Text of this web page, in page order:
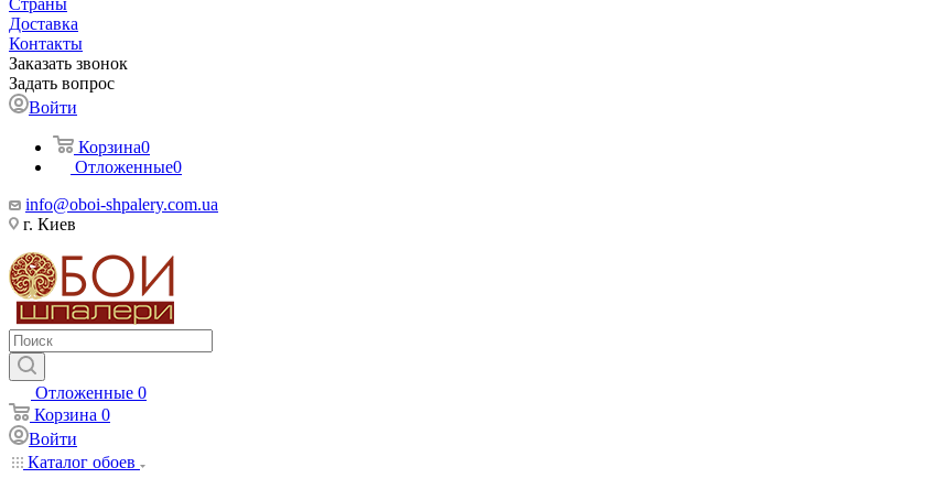
Страны
Доставка
Контакты
Заказать звонок
Задать вопрос
Войти
Корзина0
Отложенные0
info@oboi-shpalery.com.ua
г. Киев
Отложенные 0
Корзина 0
Войти
Каталог обоев